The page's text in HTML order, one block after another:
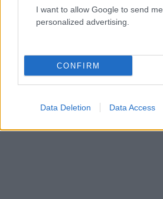
I want to allow Google to send me
personalized advertising.
CONFIRM
Data Deletion Data Access
Beauty
ΔΙΑΦΗΜΙΣΗ